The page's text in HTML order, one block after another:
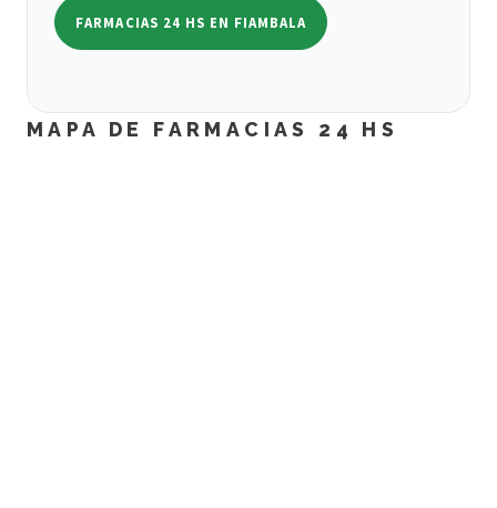
FARMACIAS 24 HS EN FIAMBALA
MAPA DE FARMACIAS 24 HS